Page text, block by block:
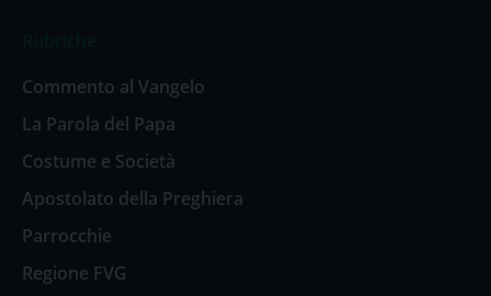
Commento al Vangelo
La Parola del Papa
Costume e Società
Apostolato della Preghiera
Parrocchie
Regione FVG